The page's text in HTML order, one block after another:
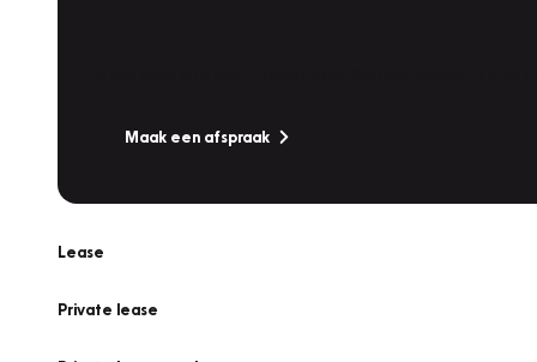
Maak een afspraak
Lease
Private lease